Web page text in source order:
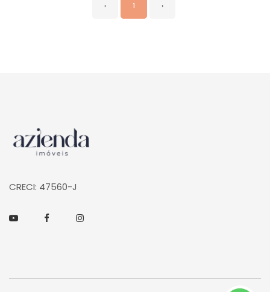
‹ 1 ›
Página inicial
CRECI: 47560-J
YoutubeFacebookInstagram